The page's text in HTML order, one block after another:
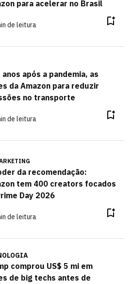
para acelerar no Brasil
de leitura
anos após a pandemia, as
da Amazon para reduzir
no transporte
de leitura
da recomendação:
tem 400 creators focados
Day 2026
de leitura
comprou US$ 5 mi em
de big techs antes de